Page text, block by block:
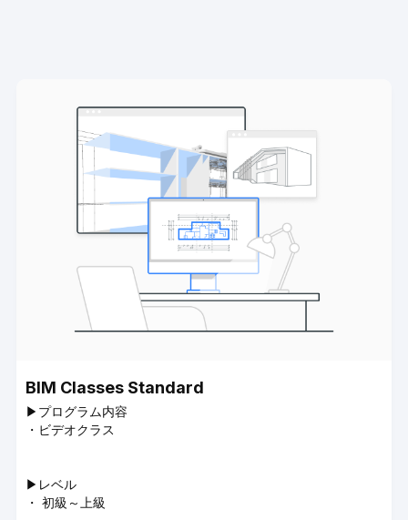
BIM Classes Standard
▶︎プログラム内容
・ビデオクラス
▶︎レベル
・ 初級～上級